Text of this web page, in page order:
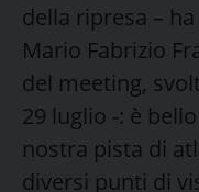
della ripresa –
Mario Fabrizio
del meeting,
29 luglio -: è
nostra pista di
diversi punti di